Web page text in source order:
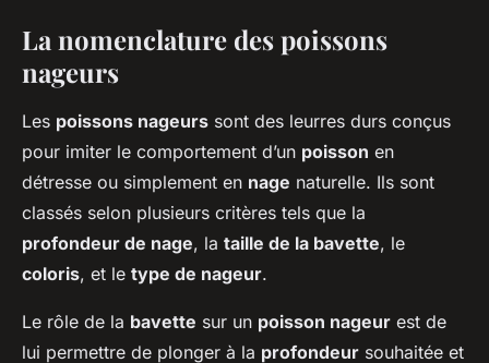
La nomenclature des poissons
nageurs
Les poissons nageurs sont des leurres durs conçus
pour imiter le comportement d’un poisson en
détresse ou simplement en nage naturelle. Ils sont
classés selon plusieurs critères tels que la
profondeur de nage, la taille de la bavette, le
coloris, et le type de nageur.
Le rôle de la bavette sur un poisson nageur est de
lui permettre de plonger à la profondeur souhaitée et